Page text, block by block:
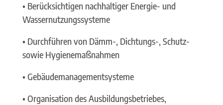
• Berücksichtigen nachhaltiger Energie- und
Wassernutzungssysteme
• Durchführen von Dämm-, Dichtungs-, Schutz-
sowie Hygienemaßnahmen
• Gebäudemanagementsysteme
• Organisation des Ausbildungsbetriebes,